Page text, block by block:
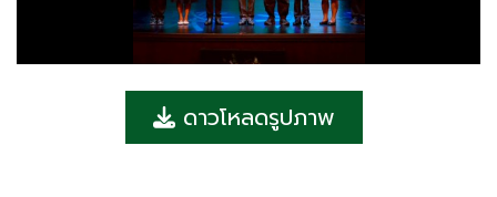
ดาวโหลดรูปภาพ